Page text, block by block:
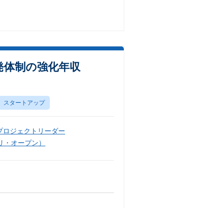
体制の強化年収
スタートアップ
ロジェクトリーダー
オープン）